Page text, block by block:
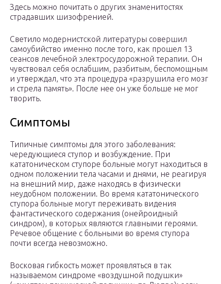
Здесь можно почитать о других знаменитостях
страдавших шизофренией.
Светило модернистской литературы совершил
самоубийство именно после того, как прошел 13
сеансов лечебной электросудорожной терапии. Он
чувствовал себя ослабшим, разбитым, беспомощным
и утверждал, что эта процедура «разрушила его мозг
и стрела память». После нее он уже больше не мог
творить.
Симптомы
Типичные симптомы для этого заболевания:
чередующиеся ступор и возбуждение. При
кататоническом ступоре больные могут находиться в
одном положении тела часами и днями, не реагируя
на внешний мир, даже находясь в физически
неудобном положении. Во время кататонического
ступора больные могут переживать видения
фантастического содержания (онейроидный
синдром), в которых являются главными героями.
Речевое общение с больными во время ступора
почти всегда невозможно.
Восковая гибкость может проявляться в так
называемом синдроме «воздушной подушки»